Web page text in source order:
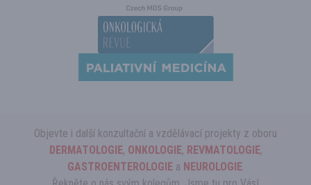
Objevte i další konzultační a vzdělávací projekty z oboru
DERMATOLOGIE, ONKOLOGIE, REVMATOLOGIE,
GASTROENTEROLOGIEa NEUROLOGIE.